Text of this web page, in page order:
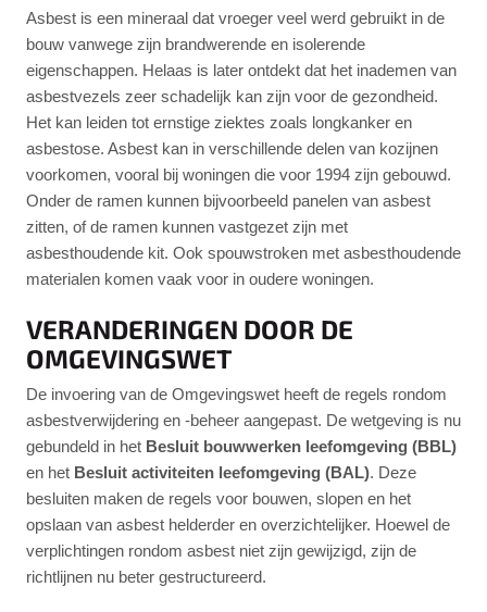
Asbest is een mineraal dat vroeger veel werd gebruikt in de
bouw vanwege zijn brandwerende en isolerende
eigenschappen. Helaas is later ontdekt dat het inademen van
asbestvezels zeer schadelijk kan zijn voor de gezondheid.
Het kan leiden tot ernstige ziektes zoals longkanker en
asbestose. Asbest kan in verschillende delen van kozijnen
voorkomen, vooral bij woningen die voor 1994 zijn gebouwd.
Onder de ramen kunnen bijvoorbeeld panelen van asbest
zitten, of de ramen kunnen vastgezet zijn met
asbesthoudende kit. Ook spouwstroken met asbesthoudende
materialen komen vaak voor in oudere woningen.
VERANDERINGEN DOOR DE
OMGEVINGSWET
De invoering van de Omgevingswet heeft de regels rondom
asbestverwijdering en -beheer aangepast. De wetgeving is nu
gebundeld in het Besluit bouwwerken leefomgeving (BBL)
en het Besluit activiteiten leefomgeving (BAL). Deze
besluiten maken de regels voor bouwen, slopen en het
opslaan van asbest helderder en overzichtelijker. Hoewel de
verplichtingen rondom asbest niet zijn gewijzigd, zijn de
richtlijnen nu beter gestructureerd.